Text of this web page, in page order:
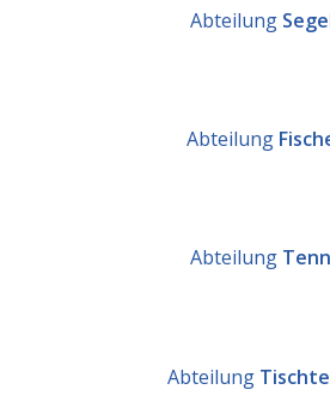
Abteilung
Abteilung
Abteilung
Abteilung